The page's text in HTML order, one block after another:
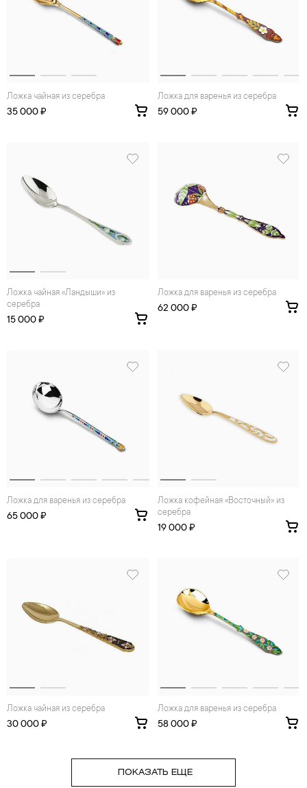
Ложка чайная из серебра
35 000 ₽
Ложка для варенья из серебра
59 000 ₽
Ложка чайная «Ландыши» из
серебра
15 000 ₽
Ложка для варенья из серебра
62 000 ₽
Ложка для варенья из серебра
65 000 ₽
Ложка кофейная «Восточный» из
серебра
19 000 ₽
Ложка чайная из серебра
30 000 ₽
Ложка для варенья из серебра
58 000 ₽
ПОКАЗАТЬ ЕЩЕ